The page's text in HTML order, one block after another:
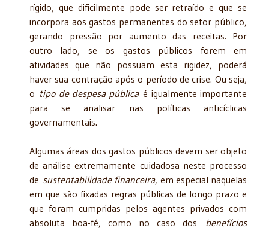
rígido, que dificilmente pode ser retraído e que se
incorpora aos gastos permanentes do setor público,
gerando pressão por aumento das receitas. Por
outro lado, se os gastos públicos forem em
atividades que não possuam esta rigidez, poderá
haver sua contração após o período de crise. Ou seja,
o tipo de despesa públicaé igualmente importante
para se analisar nas políticas anticíclicas
governamentais.
Algumas áreas dos gastos públicos devem ser objeto
de análise extremamente cuidadosa neste processo
de sustentabilidade financeira, em especial naquelas
em que são fixadas regras públicas de longo prazo e
que foram cumpridas pelos agentes privados com
absoluta boa-fé, como no caso dos benefícios